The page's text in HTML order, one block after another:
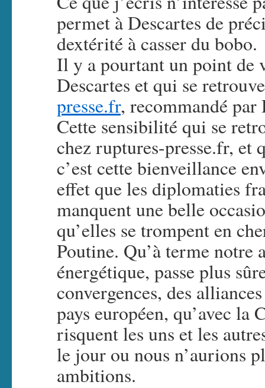
permet à Descartes de
dextérité à casser du bobo.
Il y a pourtant un point de
Descartes et qui se
presse.fr, recommandé par
Cette sensibilité qui se
chez ruptures-presse.fr,
c’est cette bienveillance
effet que les diplomaties
manquent une belle
qu’elles se trompent en
Poutine. Qu’à terme notre
énergétique, passe plus
convergences, des
pays européen, qu’avec
risquent les uns et les
le jour ou nous n’aurions
ambitions.